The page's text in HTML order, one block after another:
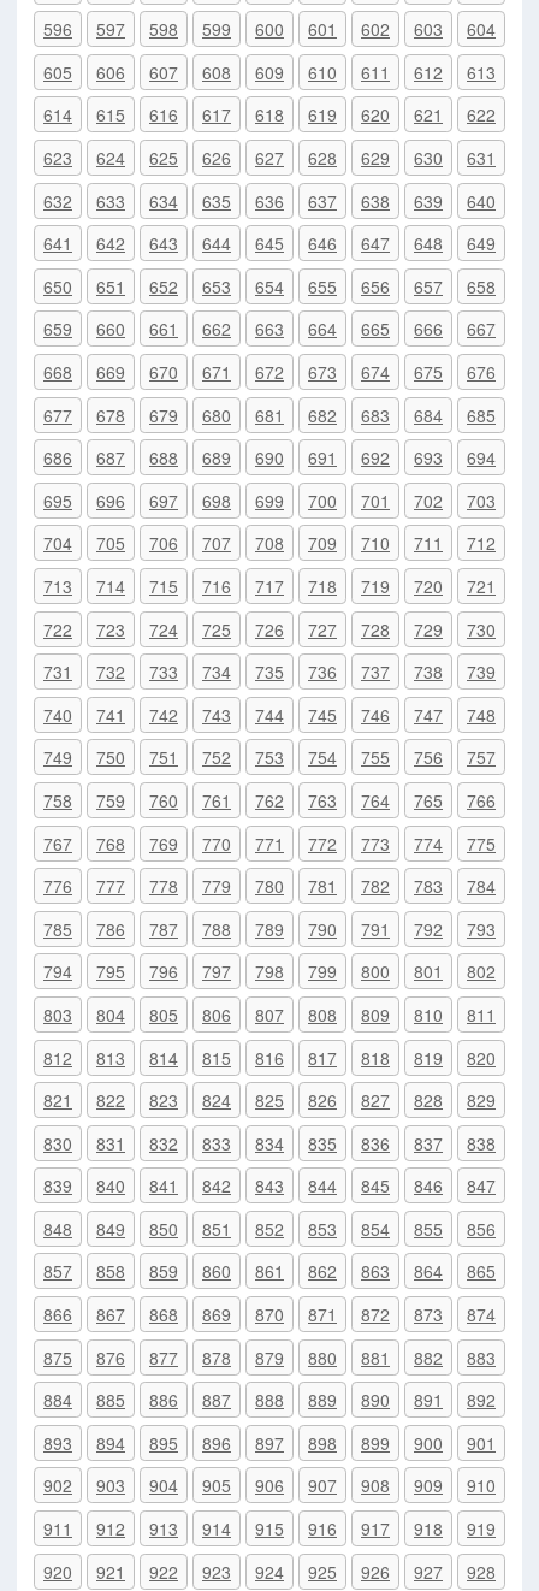
596
597 598 599 600 601 602 603
604
605
606 607 608 609 610 611 612
613
614
615 616 617 618 619 620 621
622
623
624 625 626 627 628 629 630
631
632
633 634 635 636 637 638 639
640
641
642 643 644 645 646 647 648
649
650
651 652 653 654 655 656 657
658
659
660 661 662 663 664 665 666
667
668
669 670 671 672 673 674 675
676
677
678 679 680 681 682 683 684
685
686
687 688 689 690 691 692 693
694
695
696 697 698 699 700 701 702
703
704
705 706 707 708 709 710 711
712
713
714 715 716 717 718 719 720
721
722
723 724 725 726 727 728 729
730
731
732 733 734 735 736 737 738
739
740
741 742 743 744 745 746 747
748
749
750 751 752 753 754 755 756
757
758
759 760 761 762 763 764 765
766
767
768 769 770 771 772 773 774
775
776
777 778 779 780 781 782 783
784
785
786 787 788 789 790 791 792
793
794
795 796 797 798 799 800 801
802
803
804 805 806 807 808 809 810
811
812
813 814 815 816 817 818 819
820
821
822 823 824 825 826 827 828
829
830
831 832 833 834 835 836 837
838
839
840 841 842 843 844 845 846
847
848
849 850 851 852 853 854 855
856
857
858 859 860 861 862 863 864
865
866
867 868 869 870 871 872 873
874
875
876 877 878 879 880 881 882
883
884
885 886 887 888 889 890 891
892
893
894 895 896 897 898 899 900
901
902
903 904 905 906 907 908 909
910
911
912 913 914 915 916 917 918
919
920
921 922 923 924 925 926 927 928